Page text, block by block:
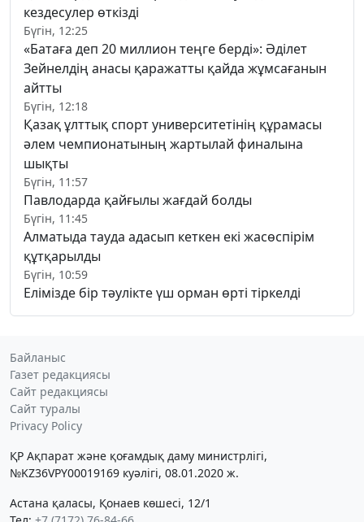
кездесулер өткізді
Бүгін, 12:25
«Батаға деп 20 миллион теңге берді»: Әділет
Зейнелдің анасы қаражатты қайда жұмсағанын
айтты
Бүгін, 12:18
Қазақ ұлттық спорт университетінің құрамасы
әлем чемпионатының жартылай финалына
шықты
Бүгін, 11:57
Павлодарда қайғылы жағдай болды
Бүгін, 11:45
Алматыда тауда адасып кеткен екі жасөспірім
құтқарылды
Бүгін, 10:59
Елімізде бір тәулікте үш орман өрті тіркелді
Байланыс
Газет редакциясы
Сайт редакциясы
Сайт туралы
Privacy Policy
ҚР Ақпарат және қоғамдық даму министрлігі,
№KZ36VPY00019169 куәлігі, 08.01.2020 ж.
Астана қаласы, Қонаев көшесі, 12/1